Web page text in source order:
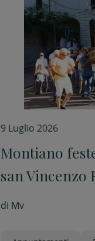
9 Luglio 2026
Montiano
san Vincenzo
di Mv